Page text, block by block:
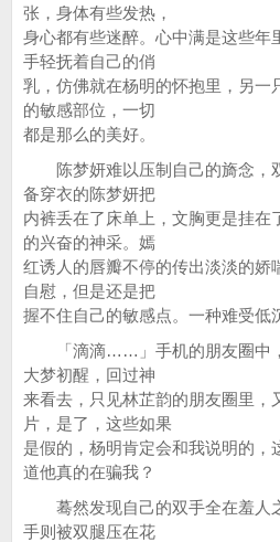
张，身体有些发热，
身心都有些迷醉。心中满是这些年
手轻抚着自己的俏
乳，仿佛就在杨明的怀抱里，另一
的敏感部位，一切
都是那么的美好。
陈梦妍难以压制自己的旖念，
备穿衣的陈梦妍把
内裤丢在了床单上，文胸更是挂在
的兴奋的神采。嫣
红诱人的唇瓣不停的传出淡淡的娇
自慰，但是还是把
握不住自己的敏感点。一种难受低
「滴滴……」手机的朋友圈中，
大梦初醒，回过神
来看去，只见林芷韵的朋友圈里，
片，是了，这些如果
是假的，杨明肯定会和我说明的，
道他真的在骗我？
蓦然发现自己的双手全在羞人
手则被双腿压在花